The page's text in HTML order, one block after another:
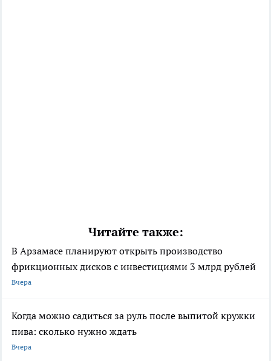
Читайте также:
В Арзамасе планируют открыть производство
фрикционных дисков с инвестициями 3 млрд рублей
Вчера
Когда можно садиться за руль после выпитой кружки
пива: сколько нужно ждать
Вчера